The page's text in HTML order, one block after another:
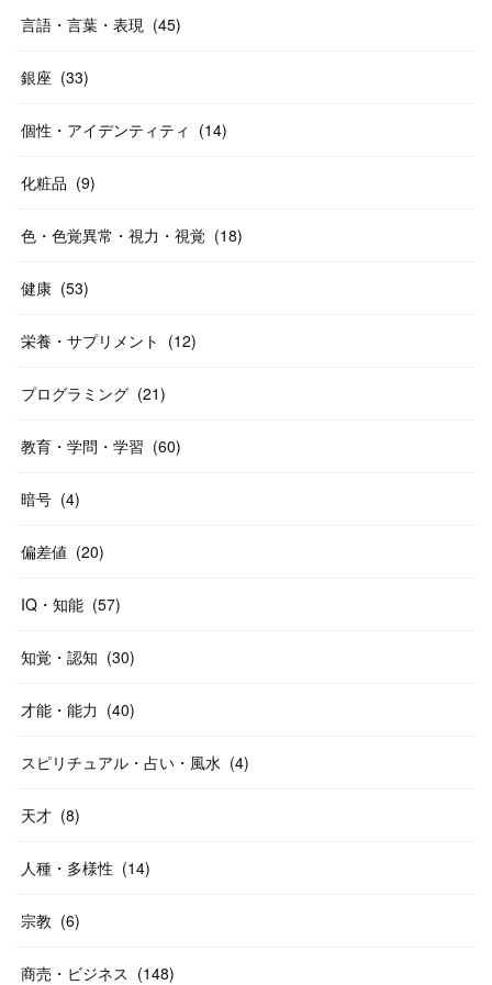
言語・言葉・表現 (45)
銀座 (33)
個性・アイデンティティ (14)
化粧品 (9)
色・色覚異常・視力・視覚 (18)
健康 (53)
栄養・サプリメント (12)
プログラミング (21)
教育・学問・学習 (60)
暗号 (4)
偏差値 (20)
IQ・知能 (57)
知覚・認知 (30)
才能・能力 (40)
スピリチュアル・占い・風水 (4)
天才 (8)
人種・多様性 (14)
宗教 (6)
商売・ビジネス (148)